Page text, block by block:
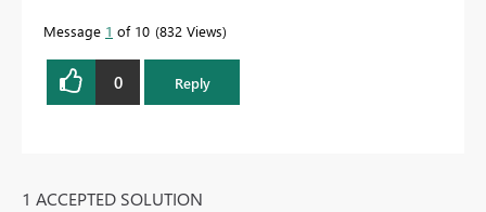
Message 1 of 10 832 Views
0 Reply
1 ACCEPTED SOLUTION